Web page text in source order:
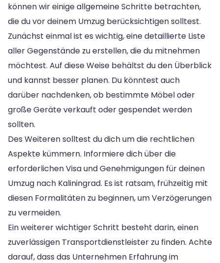
können wir einige allgemeine Schritte betrachten,
die du vor deinem Umzug berücksichtigen solltest.
Zunächst einmal ist es wichtig, eine detaillierte Liste
aller Gegenstände zu erstellen, die du mitnehmen
möchtest. Auf diese Weise behältst du den Überblick
und kannst besser planen. Du könntest auch
darüber nachdenken, ob bestimmte Möbel oder
große Geräte verkauft oder gespendet werden
sollten.
Des Weiteren solltest du dich um die rechtlichen
Aspekte kümmern. Informiere dich über die
erforderlichen Visa und Genehmigungen für deinen
Umzug nach Kaliningrad. Es ist ratsam, frühzeitig mit
diesen Formalitäten zu beginnen, um Verzögerungen
zu vermeiden.
Ein weiterer wichtiger Schritt besteht darin, einen
zuverlässigen Transportdienstleister zu finden. Achte
darauf, dass das Unternehmen Erfahrung im